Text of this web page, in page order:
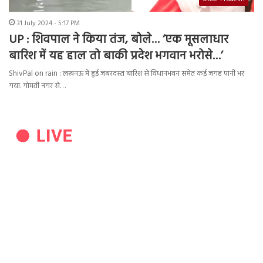
31 July 2024 - 5:17 PM
UP : शिवपाल ने किया तंज, बोले… ‘एक मूसलाधार
बारिश में यह हाल तो बाकी प्रदेश भगवान भरोसे…’
ShivPal on rain : लखनऊ में हुई जबरदस्त बारिश से विधानभवन समेत कई जगह पानी भर
गया. गोमती नगर से…